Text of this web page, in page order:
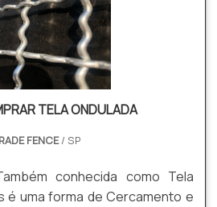
TELA ONDULADA
FENCE/ SP
conhecida como Tela